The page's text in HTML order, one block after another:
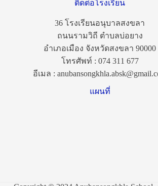
ติดต่อโรงเรียน
36 โรงเรียนอนุบาลสงขลา
ถนนรามวิถี ตำบลบ่อยาง
อำเภอเมือง จังหวัดสงขลา 90000
โทรศัพท์ : 074 311 677
อีเมล :
แผนที่